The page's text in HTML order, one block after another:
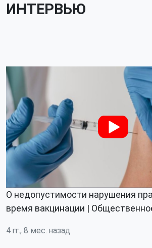
ИНТЕРВЬЮ
О недопустимости нарушения
время вакцинации |
4 гг., 8 мес. назад